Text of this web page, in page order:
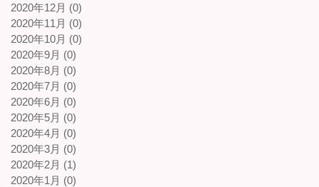
2020年12月 (0)
2020年11月 (0)
2020年10月 (0)
2020年9月 (0)
2020年8月 (0)
2020年7月 (0)
2020年6月 (0)
2020年5月 (0)
2020年4月 (0)
2020年3月 (0)
2020年2月 (1)
2020年1月 (0)